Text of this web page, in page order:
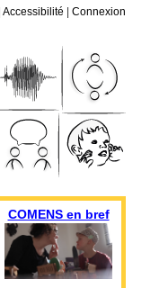
Accessibilité Connexion
COMENS en bref